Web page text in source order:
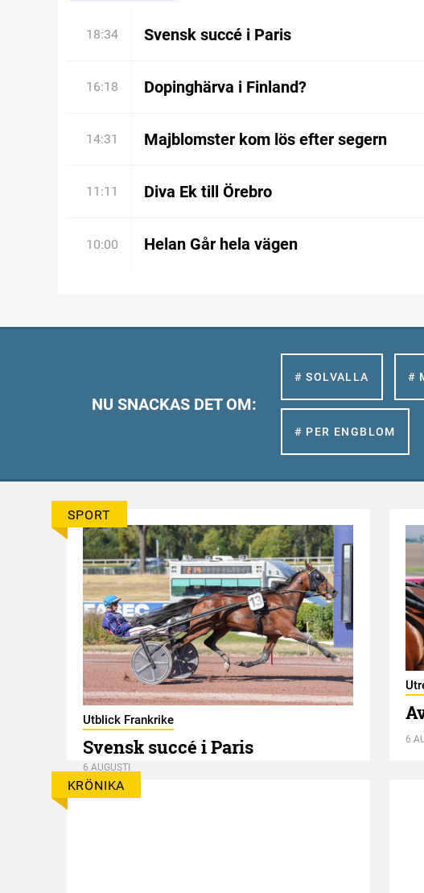
18:34 Svensk succé i Paris
16:18 Dopinghärva i Finland?
14:31 Majblomster kom lös efter segern
11:11 Diva Ek till Örebro
10:00 Helan Går hela vägen
NU SNACKAS DET OM:
# SOLVALLA #
# PER ENGBLOM
SPORT
Utblick Frankrike
Svensk succé i Paris
6 AUGUSTI
6
KRÖNIKA